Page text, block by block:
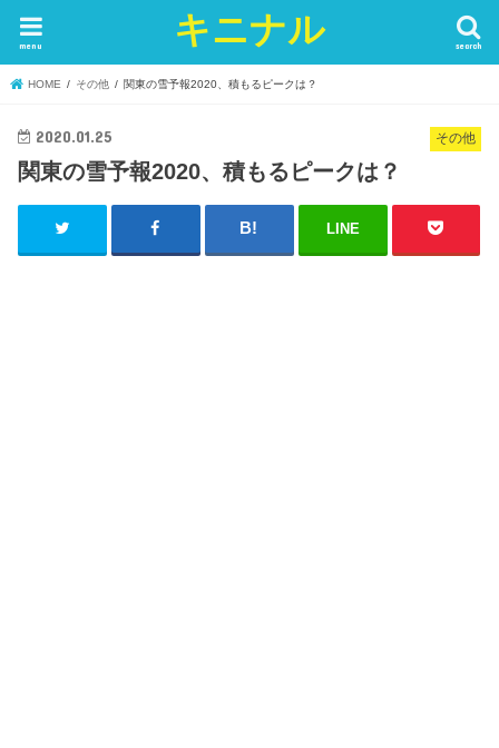
キニナル search
menu
HOME その他 関東の雪予報2020、積もるピークは？
その他
2020.01.25
関東の雪予報2020、積もるピークは？
LINE